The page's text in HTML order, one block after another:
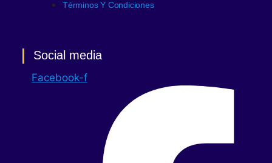
Términos Y Condiciones
Social media
Facebook-f